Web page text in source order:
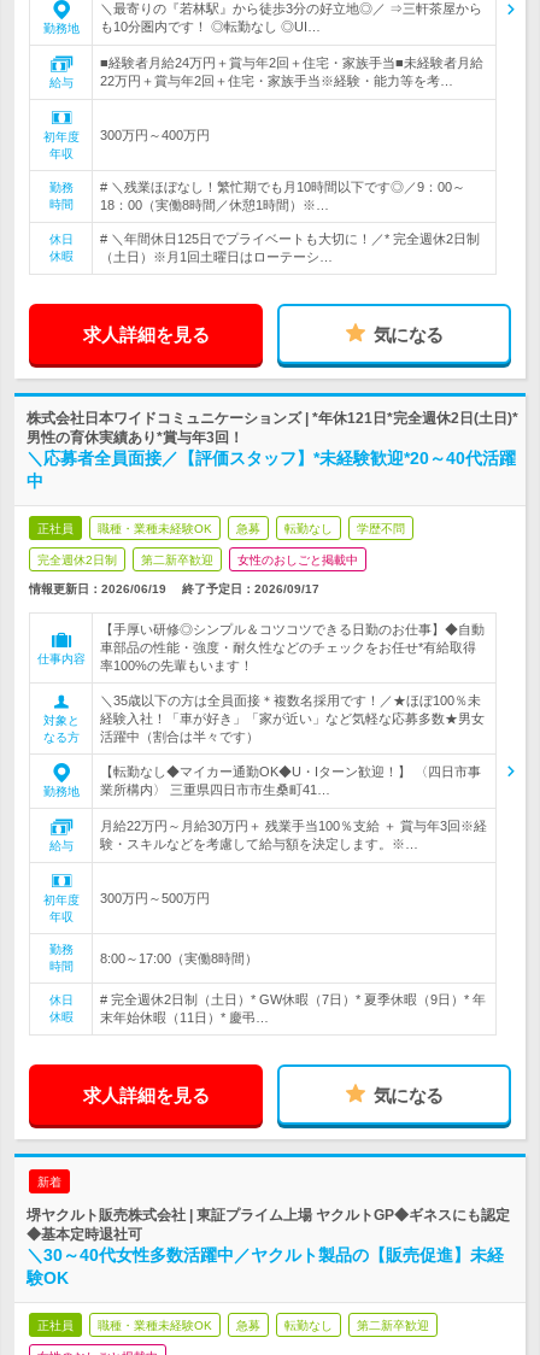
勤務地
＼最寄りの『若林駅』から徒歩3分の好立地◎／ ⇒三軒茶屋から
も10分圏内です！ ◎転勤なし ◎UI…
給与
■経験者月給24万円＋賞与年2回＋住宅・家族手当■未経験者月給
22万円＋賞与年2回＋住宅・家族手当※経験・能力等を考…
初年度
年収
300万円～400万円
勤務
時間
# ＼残業ほぼなし！繁忙期でも月10時間以下です◎／9：00～
18：00（実働8時間／休憩1時間）※…
休日
休暇
# ＼年間休日125日でプライベートも大切に！／* 完全週休2日制
（土日）※月1回土曜日はローテーシ…
求人詳細を見る 気になる
株式会社日本ワイドコミュニケーションズ | *年休121日*完全週休2日(土日)*
男性の育休実績あり*賞与年3回！
＼応募者全員面接／【評価スタッフ】*未経験歓迎*20～40代活躍
中
正社員 職種・業種未経験OK 急募 転勤なし 学歴不問
完全週休2日制 第二新卒歓迎 女性のおしごと掲載中
情報更新日：2026/06/19 終了予定日： 2026/09/17
仕事内容
【手厚い研修◎シンプル＆コツコツできる日勤のお仕事】◆自動
車部品の性能・強度・耐久性などのチェックをお任せ*有給取得
率100%の先輩もいます！
対象と
なる方
＼35歳以下の方は全員面接＊複数名採用です！／★ほぼ100％未
経験入社！「車が好き」「家が近い」など気軽な応募多数★男女
活躍中（割合は半々です）
勤務地
【転勤なし◆マイカー通勤OK◆U・Iターン歓迎！】 〈四日市事
業所構内〉 三重県四日市市生桑町41…
給与
月給22万円～月給30万円＋ 残業手当100％支給 ＋ 賞与年3回※経
験・スキルなどを考慮して給与額を決定します。※…
初年度
年収
300万円～500万円
勤務
時間
8:00～17:00（実働8時間）
休日
休暇
# 完全週休2日制（土日）* GW休暇（7日）* 夏季休暇（9日）* 年
末年始休暇（11日）* 慶弔…
求人詳細を見る 気になる
新着
堺ヤクルト販売株式会社 | 東証プライム上場 ヤクルトGP◆ギネスにも認定
◆基本定時退社可
＼30～40代女性多数活躍中／ヤクルト製品の【販売促進】未経
験OK
正社員 職種・業種未経験OK 急募 転勤なし 第二新卒歓迎